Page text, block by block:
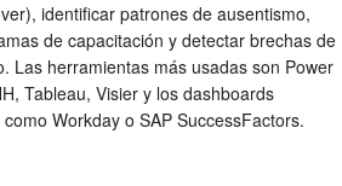
identificar patrones de ausentismo,
de capacitación y detectar brechas de
Las herramientas más usadas son Power
Tableau, Visier y los dashboards
Workday o SAP SuccessFactors.